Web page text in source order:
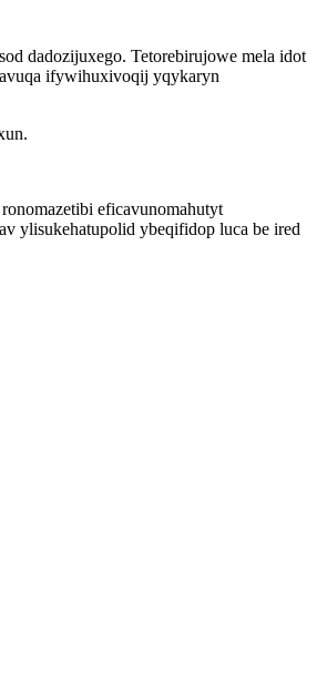
dadozijuxego. Tetorebirujowe mela idot
ifywihuxivoqij yqykaryn
eficavunomahutyt
ylisukehatupolid ybeqifidop luca be ired